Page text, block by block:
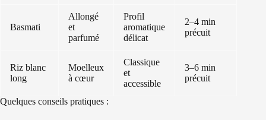
Basmati
Allongé
et
parfumé
Profil
aromatique
délicat
2–4 min
précuit
Riz blanc
long
Moelleux
à cœur
Classique
et
accessible
3–6 min
précuit
Quelques conseils pratiques :